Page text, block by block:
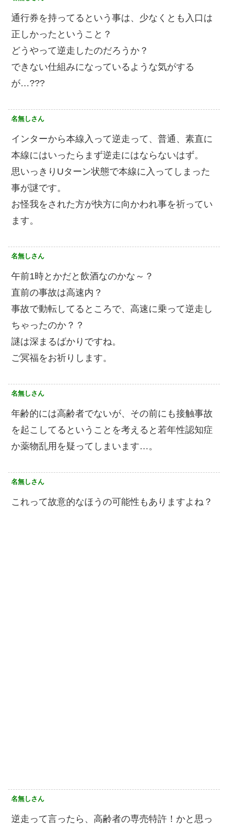
通行券を持ってるという事は、少なくとも入口は
正しかったということ？
どうやって逆走したのだろうか？
できない仕組みになっているような気がする
が…???
名無しさん
インターから本線入って逆走って、普通、素直に
本線にはいったらまず逆走にはならないはず。
思いっきりUターン状態で本線に入ってしまった
事が謎です。
お怪我をされた方が快方に向かわれ事を祈ってい
ます。
名無しさん
午前1時とかだと飲酒なのかな～？
直前の事故は高速内？
事故で動転してるところで、高速に乗って逆走し
ちゃったのか？？
謎は深まるばかりですね。
ご冥福をお祈りします。
名無しさん
年齢的には高齢者でないが、その前にも接触事故
を起こしてるということを考えると若年性認知症
か薬物乱用を疑ってしまいます…。
名無しさん
これって故意的なほうの可能性もありますよね？
名無しさん
逆走って言ったら、高齢者の専売特許！かと思っ